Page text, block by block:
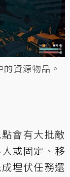
資源物品。
會有大批敵
或固定、移
埋伏任務還